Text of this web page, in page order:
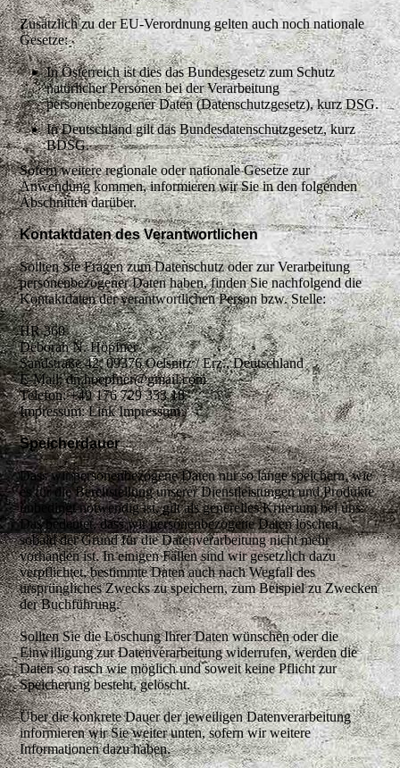
Zusätzlich zu der EU-Verordnung gelten auch noch nationale
Gesetze:
In Österreich ist dies das Bundesgesetz zum Schutz
natürlicher Personen bei der Verarbeitung
personenbezogener Daten (Datenschutzgesetz), kurz DSG.
In Deutschland gilt das Bundesdatenschutzgesetz, kurz
BDSG.
Sofern weitere regionale oder nationale Gesetze zur
Anwendung kommen, informieren wir Sie in den folgenden
Abschnitten darüber.
Kontaktdaten des Verantwortlichen
Sollten Sie Fragen zum Datenschutz oder zur Verarbeitung
personenbezogener Daten haben, finden Sie nachfolgend die
Kontaktdaten der verantwortlichen Person bzw. Stelle:
HR 360
Deborah N. Höpfner
Sandstraße 42, 09376 Oelsnitz / Erz., Deutschland
E-Mail: dn.hoepfner@gmail.com
Telefon: +49 176 729 353 18
Impressum: Link Impressum
Speicherdauer
Dass wir personenbezogene Daten nur so lange speichern, wie
es für die Bereitstellung unserer Dienstleistungen und Produkte
unbedingt notwendig ist, gilt als generelles Kriterium bei uns.
Das bedeutet, dass wir personenbezogene Daten löschen,
sobald der Grund für die Datenverarbeitung nicht mehr
vorhanden ist. In einigen Fällen sind wir gesetzlich dazu
verpflichtet, bestimmte Daten auch nach Wegfall des
ursprüngliches Zwecks zu speichern, zum Beispiel zu Zwecken
der Buchführung.
Sollten Sie die Löschung Ihrer Daten wünschen oder die
Einwilligung zur Datenverarbeitung widerrufen, werden die
Daten so rasch wie möglich und soweit keine Pflicht zur
Speicherung besteht, gelöscht.
Über die konkrete Dauer der jeweiligen Datenverarbeitung
informieren wir Sie weiter unten, sofern wir weitere
Informationen dazu haben.